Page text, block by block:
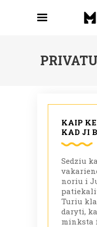
KAIP
KAD JI
Sedziu
noriu i
Turiu
daryti,
minksta